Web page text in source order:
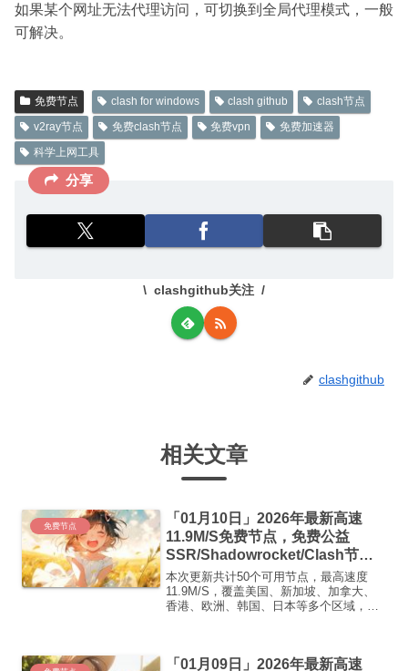
如果某个网址无法代理访问，可切换到全局代理模式，一般
可解决。
免费节点 clash for windows clash github
clash节点
v2ray节点
免费clash节点 免费vpn
免费加速器
科学上网工具
分享
clashgithub关注
clashgithub
相关文章
免费节点
「01月10日」2026年最新高速
11.9M/S免费节点，免费公益
SSR/Shadowrocket/Clash节
点/v2ray节点|免费订阅|免费梯子|
免费机场
本次更新共计50个可用节点，最高速度
11.9M/S，覆盖美国、新加坡、加拿大、
香港、欧洲、韩国、日本等多个区域，复
FR666)...
「01月09日」2026年最新高速